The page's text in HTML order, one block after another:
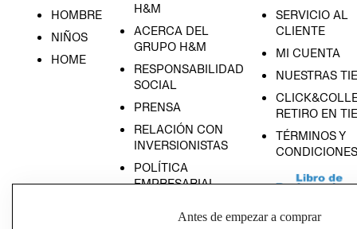
HOMBRE
NIÑOS
HOME
H&M
ACERCA DEL
GRUPO H&M
RESPONSABILIDAD
SOCIAL
PRENSA
RELACIÓN CON
INVERSIONISTAS
POLÍTICA
EMPRESARIAL
SERVICIO AL
CLIENTE
MI CUENTA
NUESTRAS
RETIRO EN
TÉRMINOS Y
CONDICIONES
Antes de empezar a comprar